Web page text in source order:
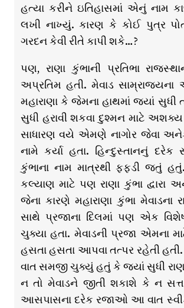
હત્યા કરીને ઇતિહાસમાં એનું નામ
લખી નાખ્યું. કારણ કે કોઈ પુત્ર
ગરદન કેવી રીતે કાપી શકે…?
પણ, રાણા કુંભાની પ્રતિભા
અપ્રતિમ હતી. મેવાડ
મહારાણા કે જેમના હાથમાં જ્યાં સુધી
સુધી હરાવી શકવા દુશ્મન માટે અશક્ય
સાધારણ વયે એમણે નાગોર જેવા
નામે કર્યા હતા. હિન્દુસ્તાનનું દરેક
કુંભાના નામ માત્રથી ફફડી જતું
કલ્યાણ માટે પણ રાણા કુંભા દ્વારા
જેના કારણે મહારાણા કુંભા મેવાડના
સાથે પ્રજાના દિલમાં પણ એક
ચુક્યા હતા. મેવાડની પ્રજા એમના
હસતા હસતા આપવા તત્પર રહેતી
વાત સમજી ચુક્યું હતું કે જ્યાં સુધી
ન તો મેવાડને જીતી શકાશે કે ન
આસપાસના દરેક રજાઓ આ વાત